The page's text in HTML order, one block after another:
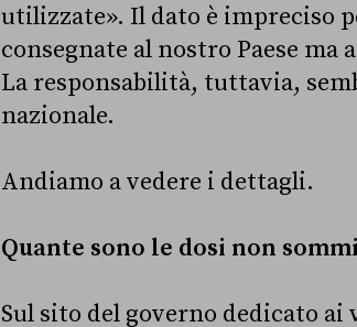
utilizzate». Il dato è impreciso
consegnate al nostro Paese
La responsabilità, tuttavia,
nazionale.
Andiamo a vedere i dettagli.
Quante sono le dosi non
Sul sito del governo dedicato ai